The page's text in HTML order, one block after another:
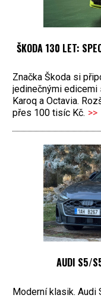
ŠKODA 130 LET:
Značka Škoda si
jedinečnými edicemi
Karoq a Octavia.
přes 100 tisíc Kč. >>
AUDI S5/
Moderní klasik. Audi